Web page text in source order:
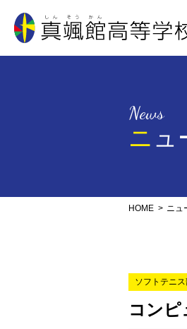
News
ニ
HOME ニュ
ソフトテニ
コンピ